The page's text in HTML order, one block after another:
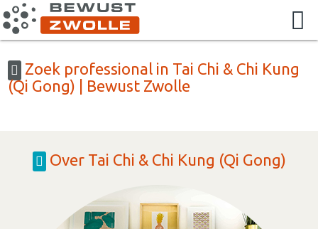
Zoek professional in Tai Chi & Chi Kung
(Qi Gong) | Bewust Zwolle
Over Tai Chi & Chi Kung (Qi Gong)